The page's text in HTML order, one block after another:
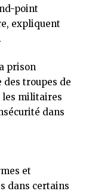
point
expliquent
prison
des troupes de
les militaires
dans
et
dans certains